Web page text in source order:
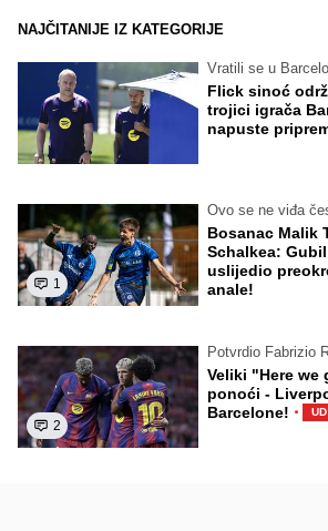
NAJČITANIJE IZ KATEGORIJE
Vratili se u
Flick sinoć
trojici igrača
napuste
1
Ovo se ne viđa
Bosanac Malik
Schalkea:
uslijedio
anale!
2
Potvrdio Fabrizio
Veliki "Here we
ponoći -
Barcelone! ·